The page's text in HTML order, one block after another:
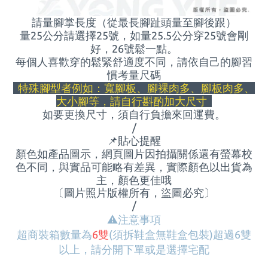
請量腳掌長度（從最長腳趾頭量至腳後跟）
量25公分請選擇25號，如量25.5公分穿25號會剛
好， 26號鬆一點。
每個人喜歡穿的鬆緊舒適度不同，請依自己的腳習
慣考量尺碼
特殊腳型者例如：寬腳板、腳裸肉多、腳板肉多、
大小腳等，請自行斟酌加大尺寸
如要更換尺寸，須自行負擔來回運費
/
📌貼心提醒
顏色如產品圖示，網頁圖片因拍攝關係還有螢幕校
色不同，與實品可能略有差異，實際顏色以出貨為
主，顏色更佳哦
〔圖片照片版權所有，盜圖必究〕
/
⚠️注意事項
超商裝箱數量為6雙(須拆鞋盒無鞋盒包裝)超過6雙
以上，請分開下單或是選擇宅配